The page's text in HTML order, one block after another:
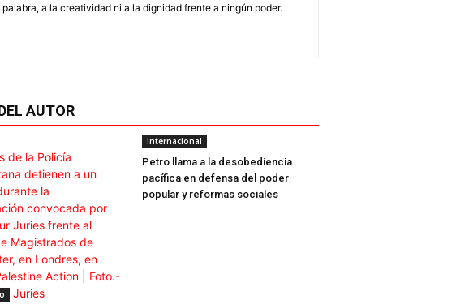
a la creatividad ni a la dignidad frente a ningún poder.
AUTOR
Internacional
Petro llama a la desobediencia
pacífica en defensa del poder
popular y reformas sociales